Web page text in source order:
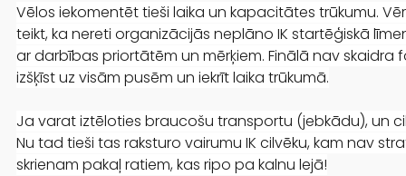
Vēlos iekomentēt tieši laika un kapacitātes trūkumu.
teikt, ka nereti organizācijās neplāno IK startēģiskā
ar darbības priortātēm un mērķiem. Finālā nav skaidra
izšķīst uz visām pusēm un iekrīt laika trūkumā.
Ja varat iztēloties braucošu transportu (jebkādu), un
Nu tad tieši tas raksturo vairumu IK cilvēku, kam nav
skrienam pakaļ ratiem, kas ripo pa kalnu lejā!